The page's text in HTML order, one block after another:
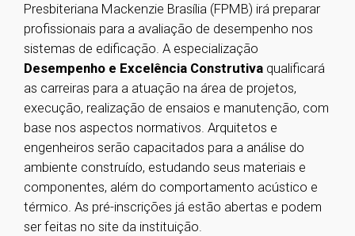
Presbiteriana Mackenzie Brasília (FPMB) irá preparar
profissionais para a avaliação de desempenho nos
sistemas de edificação. A especialização
Desempenho e Excelência Construtiva qualificará
as carreiras para a atuação na área de projetos,
execução, realização de ensaios e manutenção, com
base nos aspectos normativos. Arquitetos e
engenheiros serão capacitados para a análise do
ambiente construído, estudando seus materiais e
componentes, além do comportamento acústico e
térmico. As pré-inscrições já estão abertas e podem
ser feitas no site da instituição.